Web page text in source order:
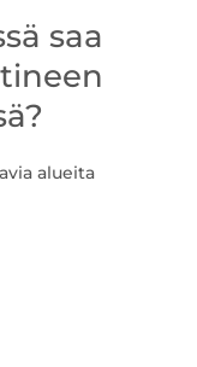
saa
alueita